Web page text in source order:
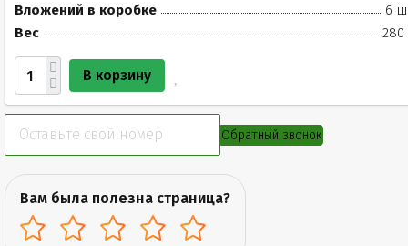
Вложений в коробке
6
Вес
280
В корзину
Обратный звонок
Вам была полезна страница?